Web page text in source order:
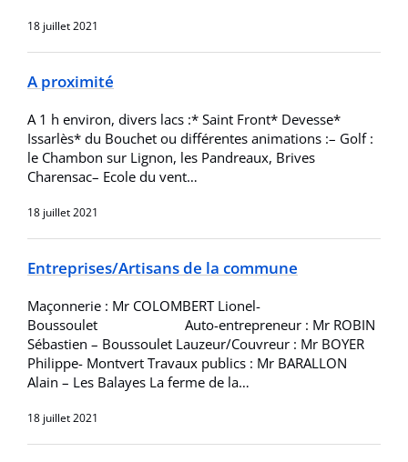
18 juillet 2021
A proximité
A 1 h environ, divers lacs :* Saint Front* Devesse*
Issarlès* du Bouchet ou différentes animations :– Golf :
le Chambon sur Lignon, les Pandreaux, Brives
Charensac– Ecole du vent…
18 juillet 2021
Entreprises/Artisans de la commune
Maçonnerie : Mr COLOMBERT Lionel-
Boussoulet Auto-entrepreneur : Mr ROBIN
Sébastien – Boussoulet Lauzeur/Couvreur : Mr BOYER
Philippe- Montvert Travaux publics : Mr BARALLON
Alain – Les Balayes La ferme de la…
18 juillet 2021